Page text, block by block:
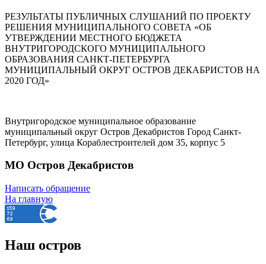
РЕЗУЛЬТАТЫ ПУБЛИЧНЫХ СЛУШАНИЙ ПО ПРОЕКТУ
РЕШЕНИЯ МУНИЦИПАЛЬНОГО СОВЕТА «ОБ
УТВЕРЖДЕНИИ МЕСТНОГО БЮДЖЕТА
ВНУТРИГОРОДСКОГО МУНИЦИПАЛЬНОГО
ОБРАЗОВАНИЯ САНКТ-ПЕТЕРБУРГА
МУНИЦИПАЛЬНЫЙ ОКРУГ ОСТРОВ ДЕКАБРИСТОВ НА
2020 ГОД»
Внутригородское муниципальное образование
муниципальный округ Остров Декабристов Город Санкт-
Петербург, улица Кораблестроителей дом 35, корпус 5
МО Остров Декабристов
Написать обращение
На главную
Наш остров